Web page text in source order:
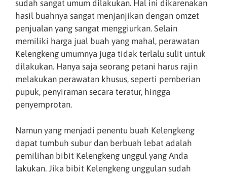
sudah sangat umum dilakukan. Hal ini dikarenakan
hasil buahnya sangat menjanjikan dengan omzet
penjualan yang sangat menggiurkan. Selain
memiliki harga jual buah yang mahal, perawatan
Kelengkeng umumnya juga tidak terlalu sulit untuk
dilakukan. Hanya saja seorang petani harus rajin
melakukan perawatan khusus, seperti pemberian
pupuk, penyiraman secara teratur, hingga
penyemprotan.
Namun yang menjadi penentu buah Kelengkeng
dapat tumbuh subur dan berbuah lebat adalah
pemilihan bibit Kelengkeng unggul yang Anda
lakukan. Jika bibit Kelengkeng unggulan sudah